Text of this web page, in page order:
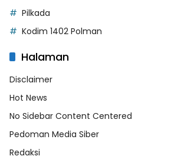
Pilkada
Kodim 1402 Polman
Halaman
Disclaimer
Hot News
No Sidebar Content Centered
Pedoman Media Siber
Redaksi